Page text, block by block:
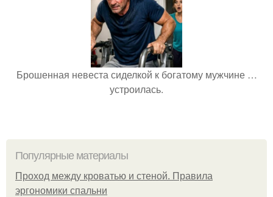
Брошенная невеста сиделкой к богатому мужчине …
устроилась.
Популярные материалы
Проход между кроватью и стеной. Правила
эргономики спальни